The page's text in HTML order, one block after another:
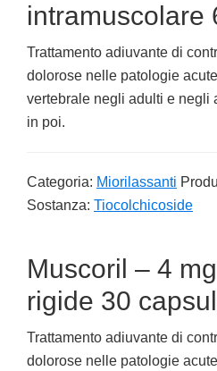
intramuscolare
Trattamento adiuvante di
dolorose nelle patologie
vertebrale negli adulti e negli
in poi.
Categoria: Miorilassanti
Sostanza: Tiocolchicoside
Muscoril – 4
rigide 30
Trattamento adiuvante di
dolorose nelle patologie